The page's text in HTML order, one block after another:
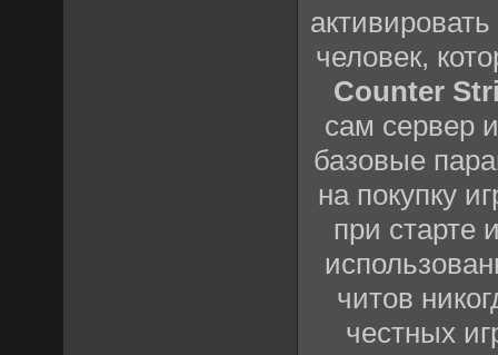
человек,
Counter
сам сервер
базовые
на покупку
при старте
читов
честных